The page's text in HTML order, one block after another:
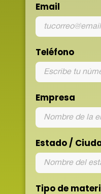
Email
Teléfono
Empresa
Estado /
Tipo de